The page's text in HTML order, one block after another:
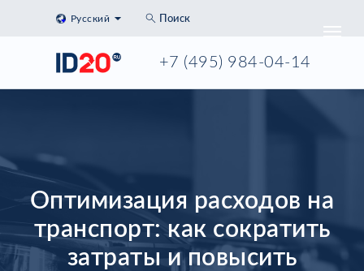
+7 (495) 984-04-14
Русский Поиск
Оптимизация расходов на
транспорт: как сократить
затраты и повысить